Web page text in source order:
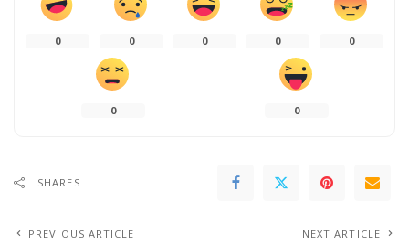
0 0 0 0 0
0 0
SHARES
PREVIOUS ARTICLE NEXT ARTICLE